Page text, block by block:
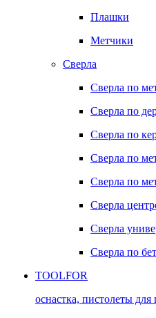
Плашки
Метчики
Сверла
Сверла по
Сверла по
Сверла по
Сверла по
Сверла по
Сверла
Сверла
Сверла по
TOOLFOR
оснастка, пистолеты